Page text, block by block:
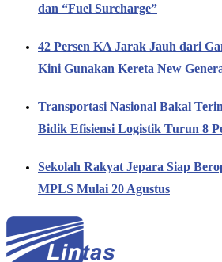
dan “Fuel Surcharge”
42 Persen KA Jarak Jauh dari
Kini Gunakan Kereta New
Transportasi Nasional Bakal
Bidik Efisiensi Logistik Turun 8
Sekolah Rakyat Jepara Siap
MPLS Mulai 20 Agustus